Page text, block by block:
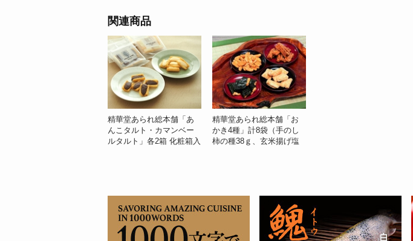
関連商品
精華堂あられ総本舗「あ
んこタルト・カマンベー
ルタルト」各2箱 化粧箱入
精華堂あられ総本舗「お
かき4種」計8袋（手のし
柿の種38ｇ、玄米揚げ塩